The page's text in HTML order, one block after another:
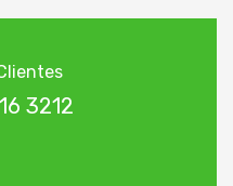
3212